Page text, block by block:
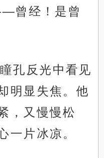
曾经！是曾
孔反光中看见
明显失焦。他
，又慢慢松
一片冰凉。